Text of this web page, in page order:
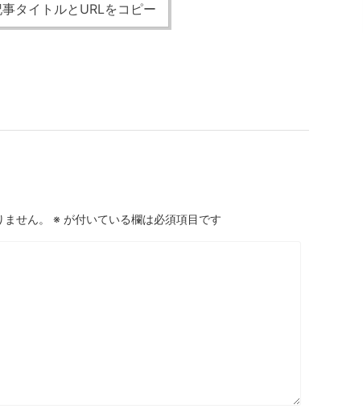
タイトルとURLをコピー
せん。 ※ が付いている欄は必須項目です